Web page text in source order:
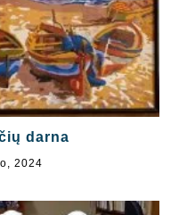
darna
2024